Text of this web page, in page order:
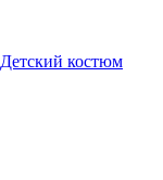
Детский костюм